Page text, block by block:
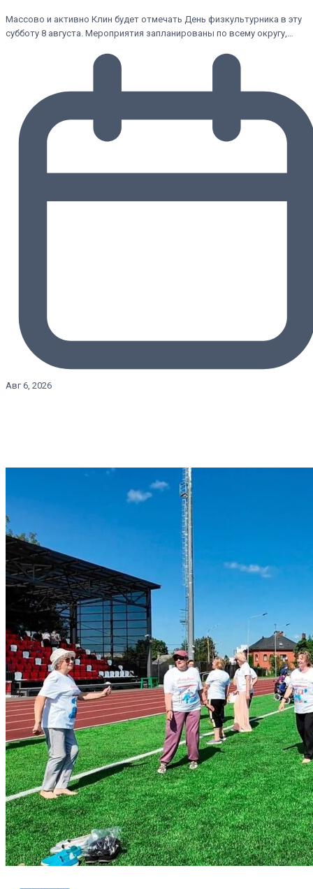
Массово и активно Клин будет отмечать День физкультурника в эту
субботу 8 августа. Мероприятия запланированы по всему округу,…
Авг 6, 2026